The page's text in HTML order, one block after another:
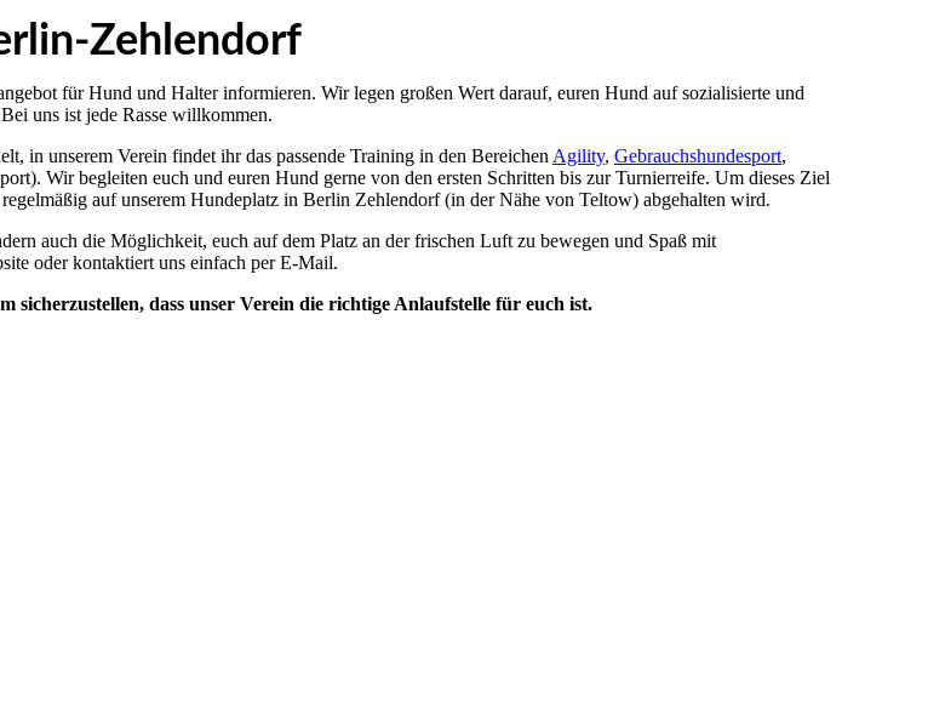
Zehlendorf
für Hund und Halter informieren. Wir legen großen Wert darauf, euren Hund auf sozialisierte und
uns ist jede Rasse willkommen.
in unserem Verein findet ihr das passende Training in den Bereichen Agility, Gebrauchshundesport,
Wir begleiten euch und euren Hund gerne von den ersten Schritten bis zur Turnierreife. Um dieses Ziel
auf unserem Hundeplatz in Berlin Zehlendorf (in der Nähe von Teltow) abgehalten wird.
auch die Möglichkeit, euch auf dem Platz an der frischen Luft zu bewegen und Spaß mit
oder kontaktiert uns einfach per E-Mail.
dass unser Verein die richtige Anlaufstelle für euch ist.